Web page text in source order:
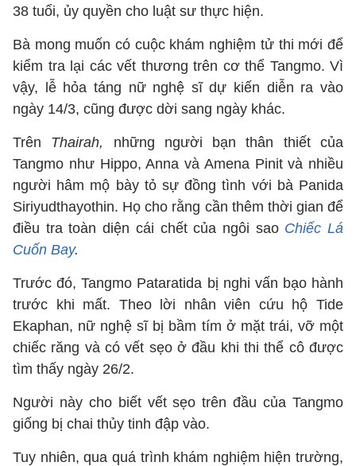
38 tuổi, ủy quyền cho luật sư thực hiện.
Bà mong muốn có cuộc khám nghiệm tử thi mới để
kiểm tra lại các vết thương trên cơ thể Tangmo. Vì
vậy, lễ hỏa táng nữ nghệ sĩ dự kiến diễn ra vào
ngày 14/3, cũng được dời sang ngày khác.
Trên Thairah,
những người bạn thân thiết của
Tangmo như Hippo, Anna và Amena Pinit và nhiều
người hâm mộ bày tỏ sự đồng tình với bà Panida
Siriyudthayothin. Họ cho rằng cần thêm thời gian để
điều tra toàn diện cái chết của ngôi sao Chiếc Lá
Cuốn Bay.
Trước đó, Tangmo Pataratida bị nghi vấn bạo hành
trước khi mất. Theo lời nhân viên cứu hộ Tide
Ekaphan, nữ nghệ sĩ bị bầm tím ở mặt trái, vỡ một
chiếc răng và có vết sẹo ở đầu khi thi thể cô được
tìm thấy ngày 26/2.
Người này cho biết vết sẹo trên đầu của Tangmo
giống bị chai thủy tinh đập vào.
Tuy nhiên, qua quá trình khám nghiệm hiện trường,